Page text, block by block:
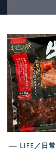
LIFE／日常